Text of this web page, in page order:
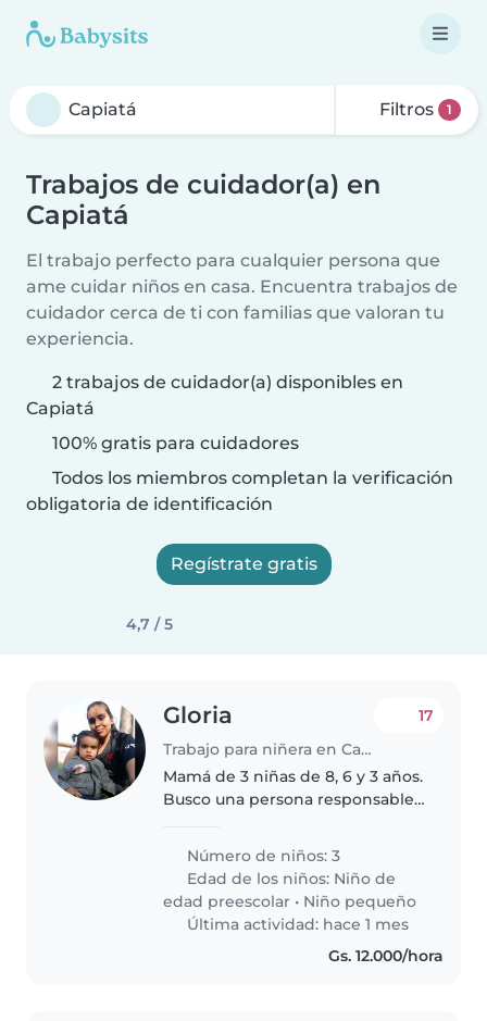
Filtros 1
Trabajos de cuidador(a) en
Capiatá
El trabajo perfecto para cualquier persona que
ame cuidar niños en casa. Encuentra trabajos de
cuidador cerca de ti con familias que valoran tu
experiencia.
2 trabajos de cuidador(a) disponibles en
Capiatá
100% gratis para cuidadores
Todos los miembros completan la verificación
obligatoria de identificación
Regístrate gratis
4,7 / 5
Gloria
Trabajo para niñera en Capiatá
17
Mamá de 3 niñas de 8, 6 y 3 años.
Busco una persona responsable
solo pido que se les cuide nada
de tareas del hogar.
Número de niños: 3
Edad de los niños: Niño de
edad preescolar • Niño pequeño
Última actividad: hace 1 mes
Gs. 12.000/hora